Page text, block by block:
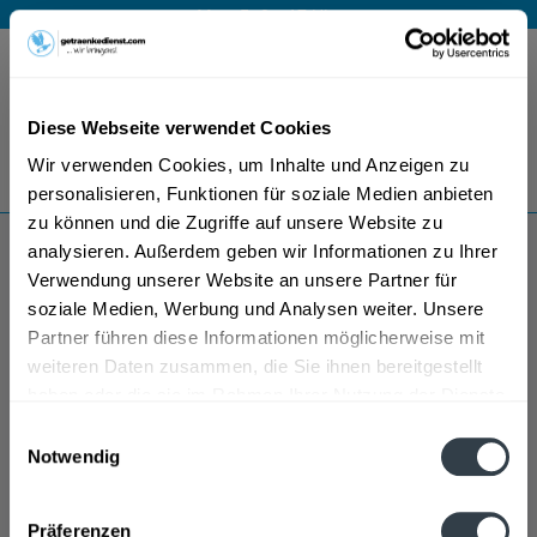
Diese Webseite verwendet Cookies
Wir verwenden Cookies, um Inhalte und Anzeigen zu
personalisieren, Funktionen für soziale Medien anbieten
zu können und die Zugriffe auf unsere Website zu
analysieren. Außerdem geben wir Informationen zu Ihrer
Verwendung unserer Website an unsere Partner für
soziale Medien, Werbung und Analysen weiter. Unsere
Partner führen diese Informationen möglicherweise mit
weiteren Daten zusammen, die Sie ihnen bereitgestellt
Notwendig
Präferenzen
Mo – Fr 9 – 17 Uhr
Menü
Bestellung widerrufen
Es gilt unsere Datenschutzerklärung
Flying Horse